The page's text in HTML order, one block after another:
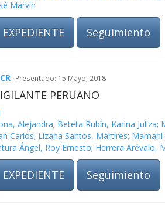
Marvín
EXPEDIENTE Seguimiento
Presentado: 15 Mayo, 2018
PERUANO
Alejandra; Beteta Rubín, Karina Juliza;
Carlos; Lizana Santos, Mártires; Mamani
Ángel, Roy Ernesto; Herrera Arévalo,
EXPEDIENTE Seguimiento